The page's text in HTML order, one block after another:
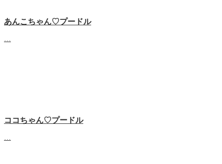
あんこちゃん♡‬プードル
ココちゃん♡‬プードル